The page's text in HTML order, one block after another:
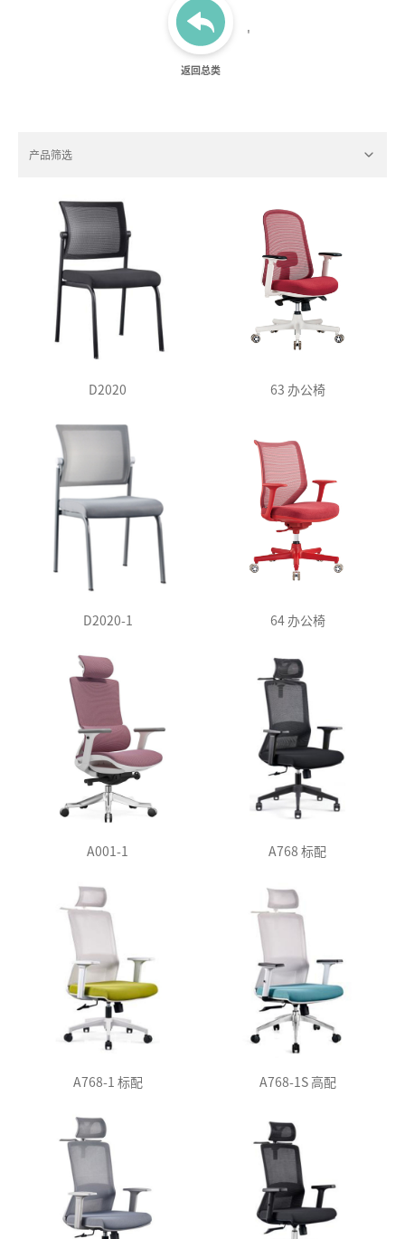
返回总类
'
产品筛选
D2020 63 办公椅
D2020-1 64 办公椅
A001-1 A768 标配
A768-1 标配 A768-1S 高配